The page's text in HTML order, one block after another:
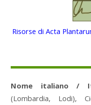
Risorse di Acta
Nome italiano /
(Lombardia, Lodi),